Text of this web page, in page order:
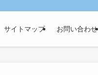
サイトマップ お問い合わせ